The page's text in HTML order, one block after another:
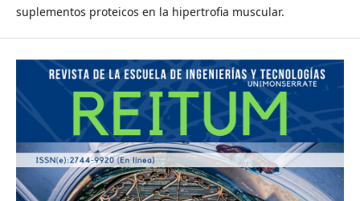
suplementos proteicos en la hipertrofia muscular.